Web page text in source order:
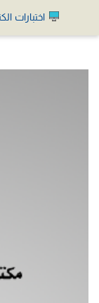
اختبارات